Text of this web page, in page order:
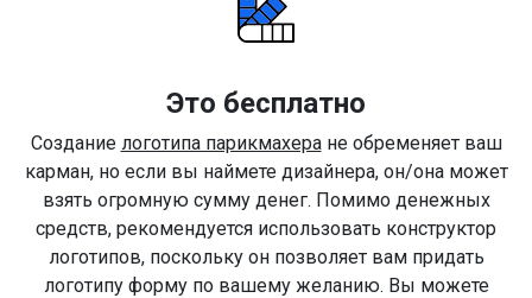
Это бесплатно
Создание логотипа парикмахеране обременяет ваш
карман, но если вы наймете дизайнера, он/она может
взять огромную сумму денег. Помимо денежных
средств, рекомендуется использовать конструктор
логотипов, поскольку он позволяет вам придать
логотипу форму по вашему желанию. Вы можете